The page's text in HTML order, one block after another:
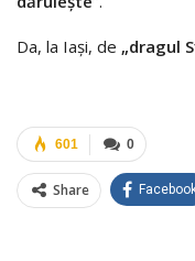
Da, la Iași, de „dragul
0
601
Share